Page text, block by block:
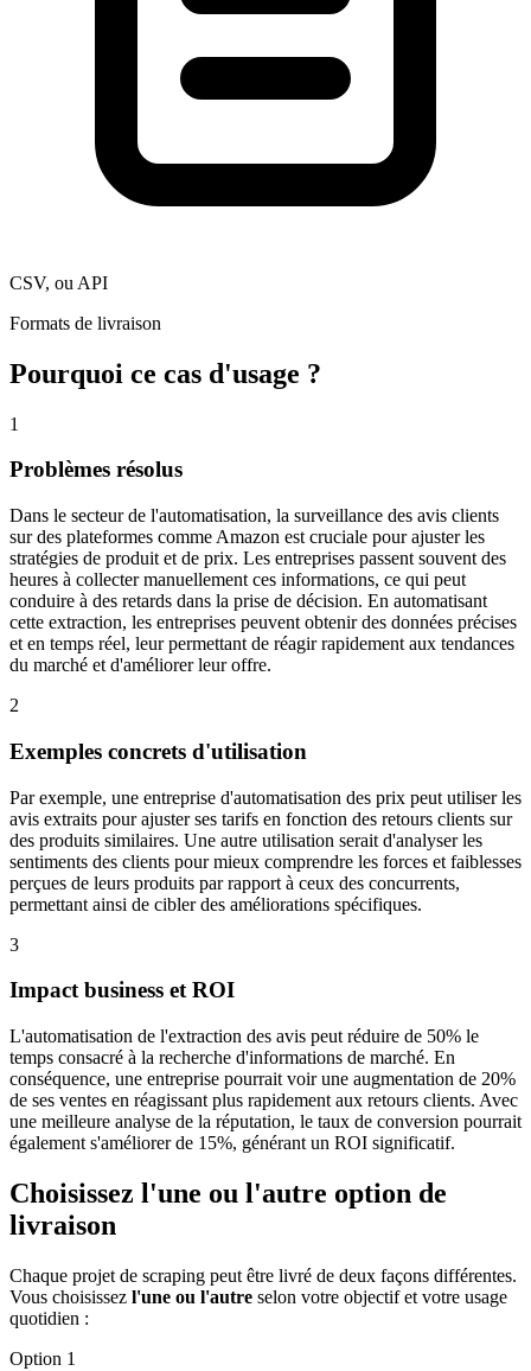
CSV, ou API
Formats de livraison
Pourquoi ce cas d'usage ?
1
Problèmes résolus
Dans le secteur de l'automatisation, la surveillance des avis clients
sur des plateformes comme Amazon est cruciale pour ajuster les
stratégies de produit et de prix. Les entreprises passent souvent des
heures à collecter manuellement ces informations, ce qui peut
conduire à des retards dans la prise de décision. En automatisant
cette extraction, les entreprises peuvent obtenir des données précises
et en temps réel, leur permettant de réagir rapidement aux tendances
du marché et d'améliorer leur offre.
2
Exemples concrets d'utilisation
Par exemple, une entreprise d'automatisation des prix peut utiliser les
avis extraits pour ajuster ses tarifs en fonction des retours clients sur
des produits similaires. Une autre utilisation serait d'analyser les
sentiments des clients pour mieux comprendre les forces et faiblesses
perçues de leurs produits par rapport à ceux des concurrents,
permettant ainsi de cibler des améliorations spécifiques.
3
Impact business et ROI
L'automatisation de l'extraction des avis peut réduire de 50% le
temps consacré à la recherche d'informations de marché. En
conséquence, une entreprise pourrait voir une augmentation de 20%
de ses ventes en réagissant plus rapidement aux retours clients. Avec
une meilleure analyse de la réputation, le taux de conversion pourrait
également s'améliorer de 15%, générant un ROI significatif.
Choisissez l'une ou l'autre option de
livraison
Chaque projet de scraping peut être livré de deux façons différentes.
Vous choisissez l'une ou l'autre selon votre objectif et votre usage
quotidien :
Option 1